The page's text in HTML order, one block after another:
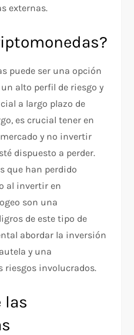
externas.
puede ser una opción
alto perfil de riesgo y
a largo plazo de
es crucial tener en
y no invertir
dispuesto a perder.
que han perdido
al invertir en
son una
de este tipo de
abordar la inversión
y una
riesgos involucrados.
las